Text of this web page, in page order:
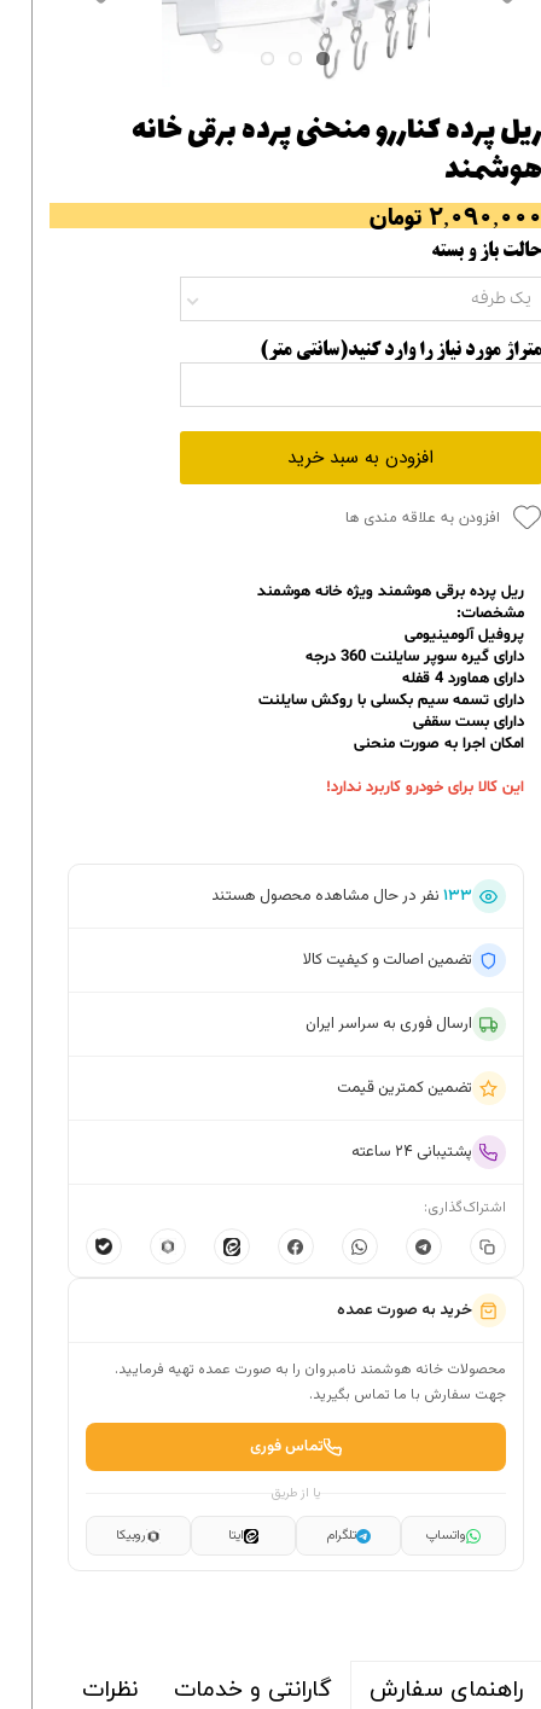
ریل پرده کناررو منحنی پرده برقی خانه
هوشمند
۲,۰۹۰,۰۰۰ تومان
حالت باز و بسته
یک طرفه
متراژ مورد نیاز را وارد کنید(سانتی متر)
افزودن به سبد خرید
افزودن به علاقه مندی ها
ریل پرده برقی هوشمند ویژه خانه هوشمند
مشخصات:
پروفیل آلومینیومی
دارای گیره سوپر سایلنت 360 درجه
دارای هماورد 4 قفله
دارای تسمه سیم بکسلی با روکش سایلنت
دارای بست سقفی
امکان اجرا به صورت منحنی
این کالا برای خودرو کاربرد ندارد!
۱۳۳ نفر در حال مشاهده محصول هستند
تضمین اصالت و کیفیت کالا
ارسال فوری به سراسر ایران
تضمین کمترین قیمت
پشتیبانی ۲۴ ساعته
اشتراک‌گذاری:
خرید به صورت عمده
محصولات خانه هوشمند نامبروان را به صورت عمده تهیه فرمایید.
جهت سفارش با ما تماس بگیرید.
تماس فوری
یا از طریق
واتساپ تلگرام ایتا روبیکا
راهنمای سفارش گارانتی و خدمات نظرات